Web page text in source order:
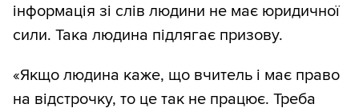
інформація зі слів людини не має юридичної
сили. Така людина підлягає призову.
«Якщо людина каже, що вчитель і має право
на відстрочку, то це так не працює. Треба